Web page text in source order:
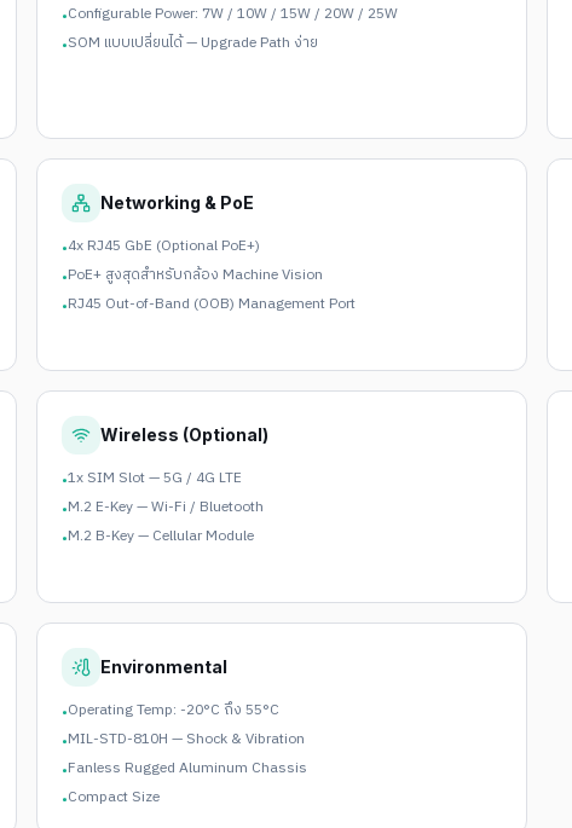
•Configurable Power: 7W / 10W / 15W / 20W / 25W
•SOM แบบเปลี่ยนได้ — Upgrade Path ง่าย
Networking & PoE
•4x RJ45 GbE (Optional PoE+)
•PoE+ สูงสุดสำหรับกล้อง Machine Vision
•RJ45 Out-of-Band (OOB) Management Port
Wireless (Optional)
•1x SIM Slot — 5G / 4G LTE
•M.2 E-Key — Wi-Fi / Bluetooth
•M.2 B-Key — Cellular Module
Environmental
•Operating Temp: -20°C ถึง 55°C
•MIL-STD-810H — Shock & Vibration
•Fanless Rugged Aluminum Chassis
•Compact Size